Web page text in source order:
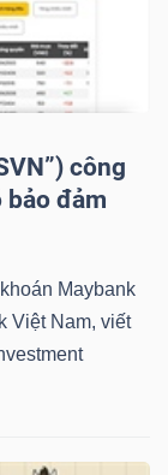
công
bảo đảm
Maybank
Việt Nam, viết